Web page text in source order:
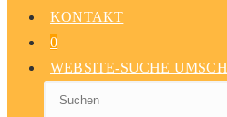
KONTAKT
0
WEBSITE-SUCHE